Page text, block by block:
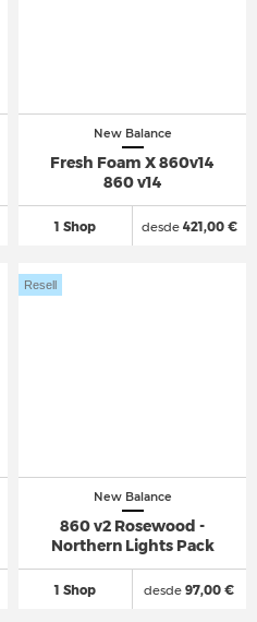
New Balance
Fresh Foam X 860v14
860 v14
1 Shop desde421,00 €
New Balance
860 v2 Rosewood -
Northern Lights Pack
1 Shop
Resell
desde 97,00 €